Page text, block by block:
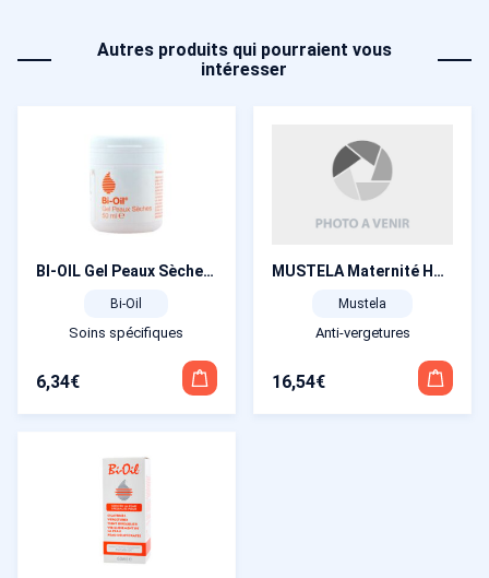
Autres produits qui pourraient vous
intéresser
BI-OIL Gel Peaux Sèches 50 ml
Bi-Oil
Soins spécifiques
6,34€
MUSTELA Maternité Huile prévention Vergetures 105 ml
Mustela
Anti-vergetures
16,54€